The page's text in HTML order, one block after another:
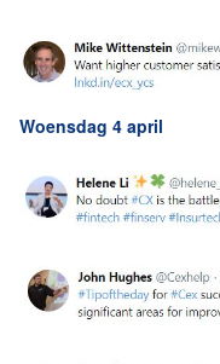
Woensdag 4 april